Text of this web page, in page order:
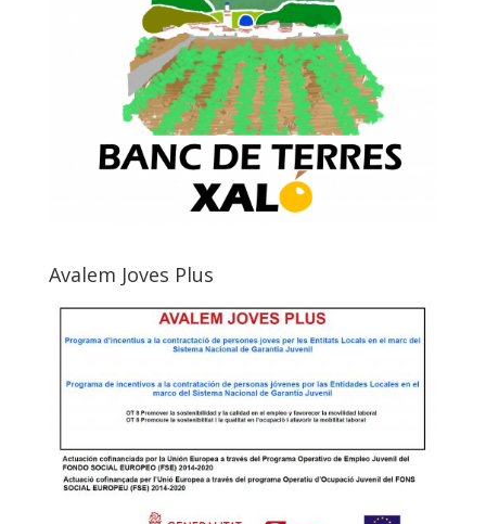
Avalem Joves Plus